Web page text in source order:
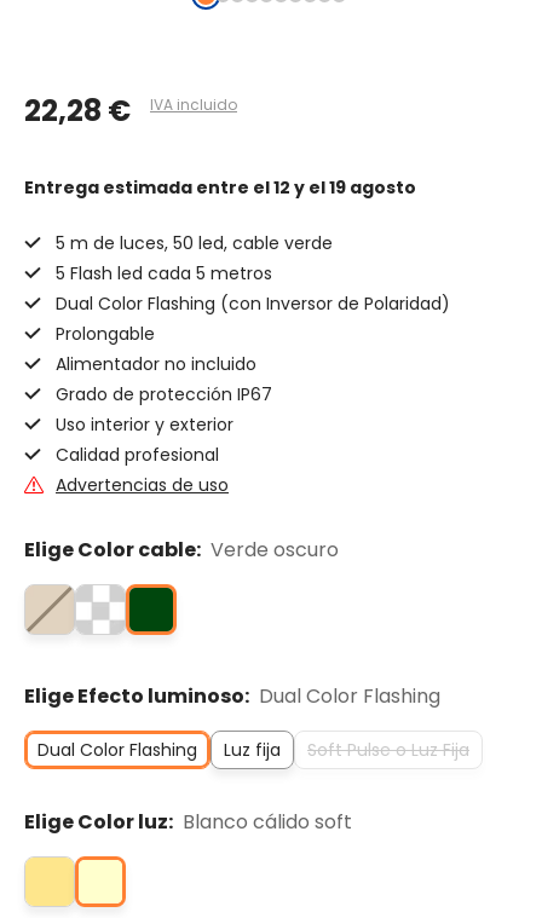
22,28 € IVA incluido
Entrega estimada entre el 12 y el 19 agosto
5 m de luces, 50 led, cable verde
5 Flash led cada 5 metros
Dual Color Flashing (con Inversor de Polaridad)
Prolongable
Alimentador no incluido
Grado de protección IP67
Uso interior y exterior
Calidad profesional
Advertencias de uso
Elige Color cable: Verde oscuro
Elige Efecto luminoso: Dual Color Flashing
Dual Color Flashing Luz fija Soft Pulse o Luz Fija
Elige Color luz: Blanco cálido soft